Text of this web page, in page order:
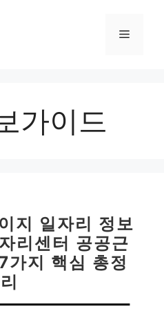
메
가이드
지 일자리 정보
리센터 공공근
가지 핵심 총정
리